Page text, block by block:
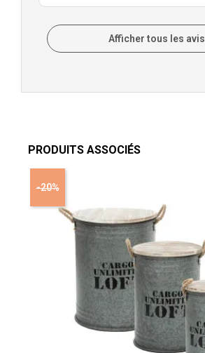
Afficher tous les avis
PRODUITS ASSOCIÉS
-20%